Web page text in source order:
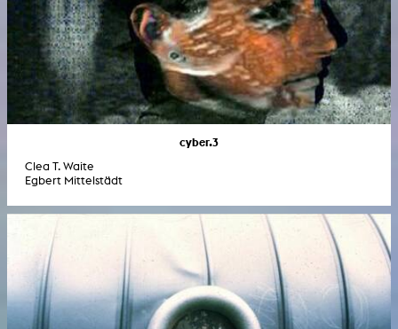
cyber.3
Clea T. Waite
Egbert Mittelstädt